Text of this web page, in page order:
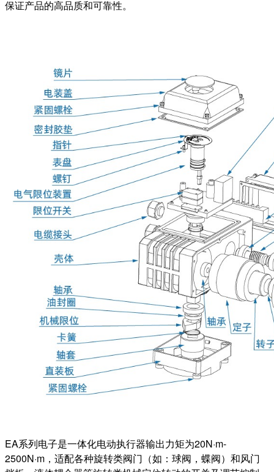
保证产品的高品质和可靠性。
EA系列电子是一体化电动执行器输出力矩为20N·m-
2500N·m，适配各种旋转类阀门（如：球阀，蝶阀）和风门